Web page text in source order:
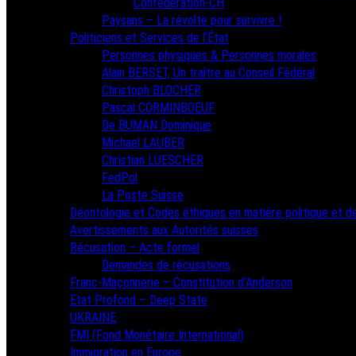
Paysans – La révolte pour survivre !
Politiciens et Services de l’État
Personnes physiques & Personnes morales
Alain BERSET, Un traître au Conseil Fédéral
Christoph BLOCHER
Pascal CORMINBOEUF
De BUMAN Dominique
Michael LAUBER
Christian LUESCHER
FedPol
La Poste Suisse
Déontologie et Codes éthiques en matière politique et
Avertissements aux Autorités suisses
Récusation – Acte formel
Demandes de récusations
Franc-Maçonnerie – Constitution d’Anderson
Etat Profond – Deep State
UKRAINE
FMI (Fond Monétaire International)
Immigration en Europe